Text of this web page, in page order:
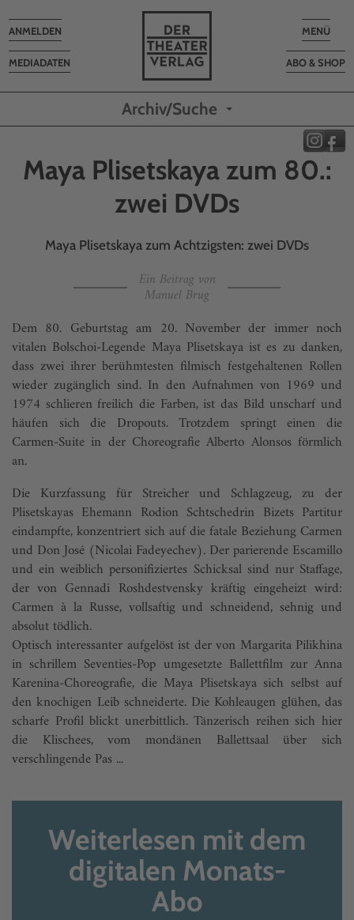
Toggle
MENÜ
ABO & SHOP
MEDIADATEN
Toggle
navigation
ANMELDEN
Archiv/Suche
Maya Plisetskaya zum 80.:
zwei DVDs
Maya Plisetskaya zum Achtzigsten: zwei DVDs
Ein Beitrag von
Manuel Brug
Dem 80. Geburtstag am 20. November der immer noch
vitalen Bolschoi-Legende Maya Plisetskaya ist es zu danken,
dass zwei ihrer berühmtesten filmisch festgehaltenen Rollen
wieder zugänglich sind. In den Aufnahmen von 1969 und
1974 schlieren freilich die Farben, ist das Bild unscharf und
häufen sich die Dropouts. Trotzdem springt einen die
Carmen-Suite in der Choreografie Alberto Alonsos förmlich
an.
Die Kurzfassung für Streicher und Schlagzeug, zu der
Plisetskayas Ehemann Rodion Schtschedrin Bizets Partitur
eindampfte, konzentriert sich auf die fatale Beziehung Carmen
und Don José (Nicolai Fadeyechev). Der parierende Escamillo
und ein weiblich personifiziertes Schicksal sind nur Staffage,
der von Gennadi Roshdestvensky kräftig eingeheizt wird:
Carmen à la Russe, vollsaftig und schneidend, sehnig und
absolut tödlich.
Optisch interessanter aufgelöst ist der von Margarita Pilikhina
in schrillem Seventies-Pop umgesetzte Ballettfilm zur Anna
Karenina-Choreografie, die Maya Plisetskaya sich selbst auf
den knochigen Leib schneiderte. Die Kohleaugen glühen, das
scharfe Profil blickt unerbittlich. Tänzerisch reihen sich hier
die Klischees, vom mondänen Ballettsaal über sich
verschlingende Pas ...
Weiterlesen mit dem
digitalen Monats-
Abo